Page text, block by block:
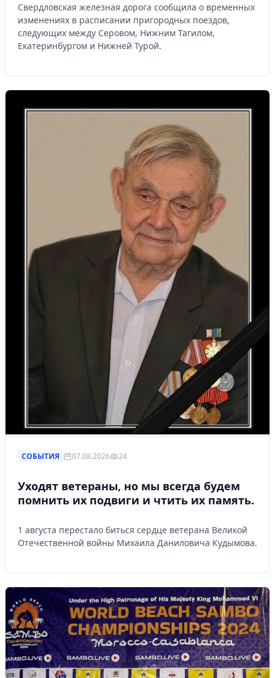
Свердловская железная дорога сообщила о временных
изменениях в расписании пригородных поездов,
следующих между Серовом, Нижним Тагилом,
Екатеринбургом и Нижней Турой.
СОБЫТИЯ 07.08.2026 24
Уходят ветераны, но мы всегда будем
помнить их подвиги и чтить их память.
1 августа перестало биться сердце ветерана Великой
Отечественной войны Михаила Даниловича Кудымова.